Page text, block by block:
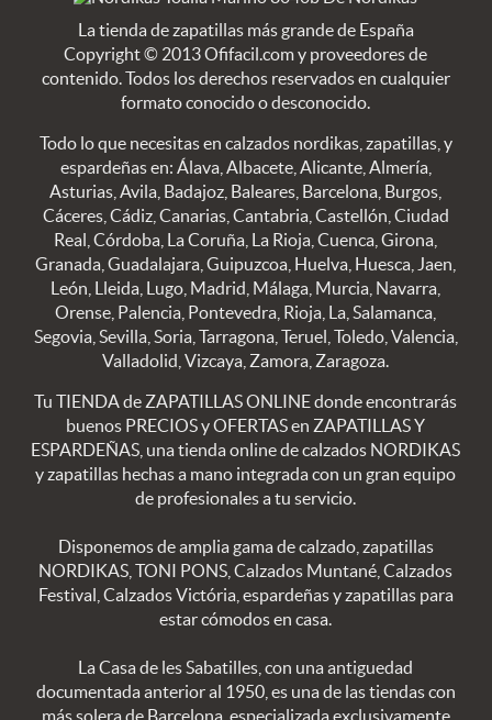
La tienda de zapatillas más grande de España
Copyright © 2013 Ofifacil.com y proveedores de
contenido. Todos los derechos reservados en cualquier
formato conocido o desconocido.
Todo lo que necesitas en calzados nordikas, zapatillas, y
espardeñas en: Álava, Albacete, Alicante, Almería,
Asturias, Avila, Badajoz, Baleares, Barcelona, Burgos,
Cáceres, Cádiz, Canarias, Cantabria, Castellón, Ciudad
Real, Córdoba, La Coruña, La Rioja, Cuenca, Girona,
Granada, Guadalajara, Guipuzcoa, Huelva, Huesca, Jaen,
León, Lleida, Lugo, Madrid, Málaga, Murcia, Navarra,
Orense, Palencia, Pontevedra, Rioja, La, Salamanca,
Segovia, Sevilla, Soria, Tarragona, Teruel, Toledo, Valencia,
Valladolid, Vizcaya, Zamora, Zaragoza.
Tu TIENDA de ZAPATILLAS ONLINE donde encontrarás
buenos PRECIOS y OFERTAS en ZAPATILLAS Y
ESPARDEÑAS, una tienda online de calzados NORDIKAS
y zapatillas hechas a mano integrada con un gran equipo
de profesionales a tu servicio.
Disponemos de amplia gama de calzado, zapatillas
NORDIKAS, TONI PONS, Calzados Muntané, Calzados
Festival, Calzados Victória, espardeñas y zapatillas para
estar cómodos en casa.
La Casa de les Sabatilles, con una antiguedad
documentada anterior al 1950, es una de las tiendas con
más solera de Barcelona, especializada exclusivamente